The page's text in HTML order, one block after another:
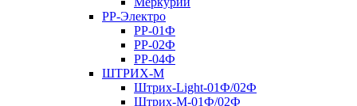
РР-Электро
РР-01Ф
РР-02Ф
РР-04Ф
ШТРИХ-М
Штрих-Light-01Ф/02Ф
Штрих-М-01Ф/02Ф